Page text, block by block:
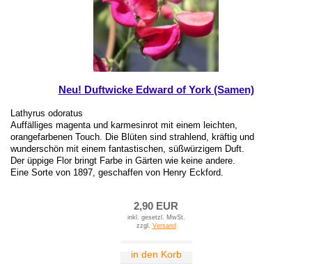
Neu! Duftwicke Edward of York (Samen)
Lathyrus odoratus
Auffälliges magenta und karmesinrot mit einem leichten,
orangefarbenen Touch. Die Blüten sind strahlend, kräftig und
wunderschön mit einem fantastischen, süßwürzigem Duft.
Der üppige Flor bringt Farbe in Gärten wie keine andere.
Eine Sorte von 1897, geschaffen von Henry Eckford.
2,90 EUR
inkl. gesetzl. MwSt.
zzgl. Versand
in den Korb